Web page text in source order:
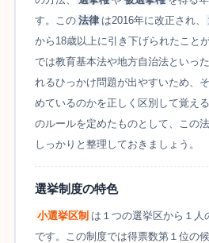
す。この 法律 は2016年に改正され、
から18歳以上に引き下げられたこと
では教育基本法や地方自治法といっ
れるひっかけ問題が出やすいため、
めているのかを正しく区別して覚え
のルールを定めたものとして、この
しっかりと整理しておきましょう。
選挙制度の特色
小選挙区制 は１つの選挙区から１
です。この制度では得票数第１位の